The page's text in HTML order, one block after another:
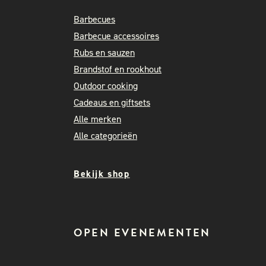
Barbecues
Barbecue accessoires
Rubs en sauzen
Brandstof en rookhout
Outdoor cooking
Cadeaus en giftsets
Alle merken
Alle categorieën
Bekijk shop
OPEN EVENEMENTEN